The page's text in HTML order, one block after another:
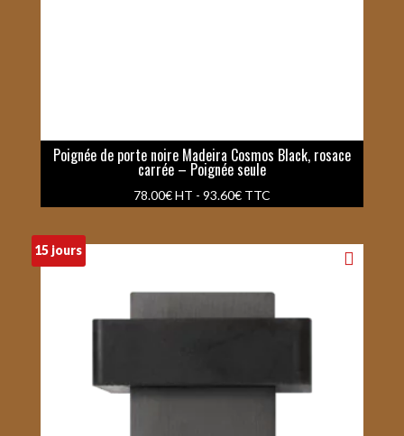
Poignée de porte noire Madeira Cosmos Black, rosace
carrée – Poignée seule
78.00€HT - 93.60€TTC
15 jours